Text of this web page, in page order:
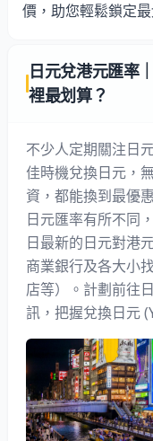
價，助您輕鬆鎖定
日元兌港元匯率
裡最划算？
不少人定期關注日
佳時機兌換日元，
資，都能換到最優
日元匯率有所不同
日最新的日元對港
商業銀行及各大小
店等）。計劃前往
訊，把握兌換日元